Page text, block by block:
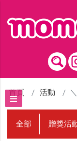
首頁 活動 ＼
全部 贈獎活